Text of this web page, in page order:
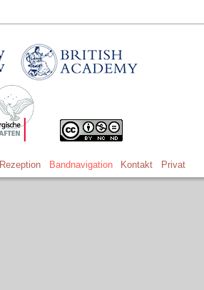
Rezeption Bandnavigation Kontakt Privat